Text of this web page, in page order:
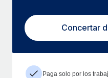
Concertar
Paga solo por los